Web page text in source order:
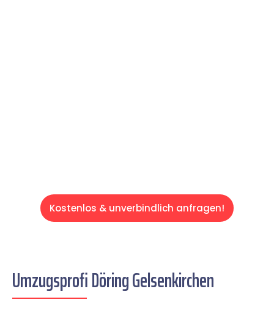
Kostenlos & unverbindlich anfragen!
Umzugsprofi Döring Gelsenkirchen